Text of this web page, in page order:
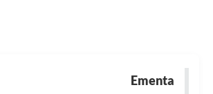
Ementa